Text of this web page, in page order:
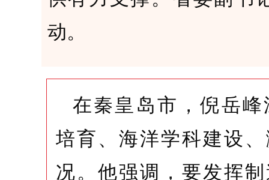
动。
在秦皇岛市，倪岳
培育、海洋学科建设
况。他强调，要发挥